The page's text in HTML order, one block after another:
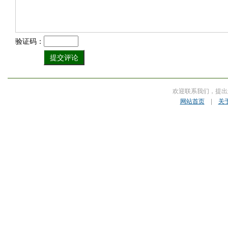
验证码：
欢迎联系我们，提
网站首页| 关